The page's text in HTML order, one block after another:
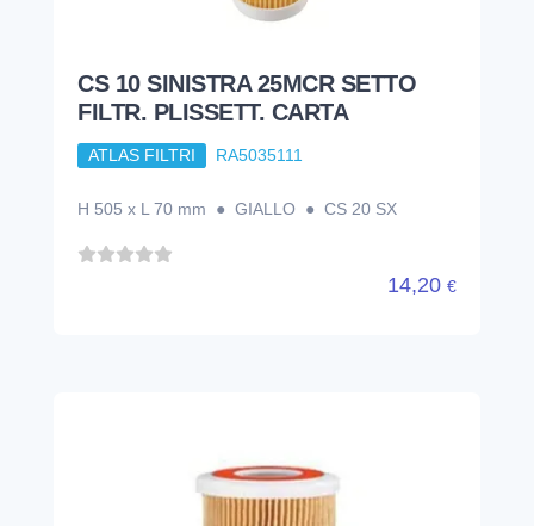
CS 10 SINISTRA 25MCR SETTO
FILTR. PLISSETT. CARTA
ATLAS FILTRI RA5035111
H 505 x L 70 mm ● GIALLO ● CS 20 SX
14,20 €